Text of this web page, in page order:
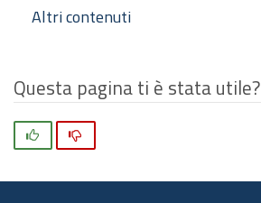
Altri contenuti
Questa pagina ti è stata utile?